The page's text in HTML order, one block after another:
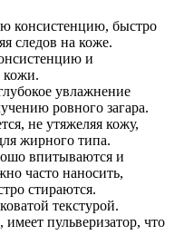
консистенцию, быстро
следов на коже.
и
кожи.
увлажнение
ровного загара.
не утяжеляя кожу,
жирного типа.
впитываются и
часто наносить,
стираются.
текстурой.
пульверизатор, что